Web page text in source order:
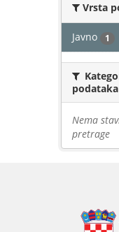
Vrsta
Javno 1
podataka
Nema
pretrage